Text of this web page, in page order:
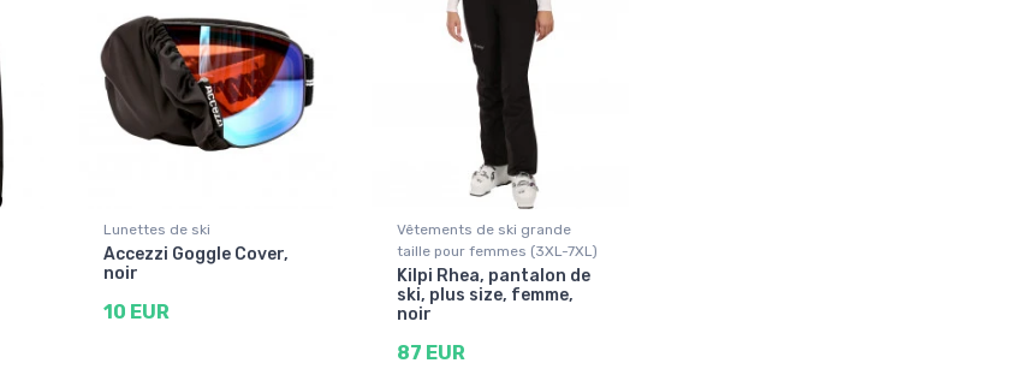
Lunettes de ski
Accezzi Goggle Cover,
noir
10 EUR
Vêtements de ski grande
taille pour femmes (3XL-7XL)
Kilpi Rhea, pantalon de
ski, plus size, femme,
noir
87 EUR